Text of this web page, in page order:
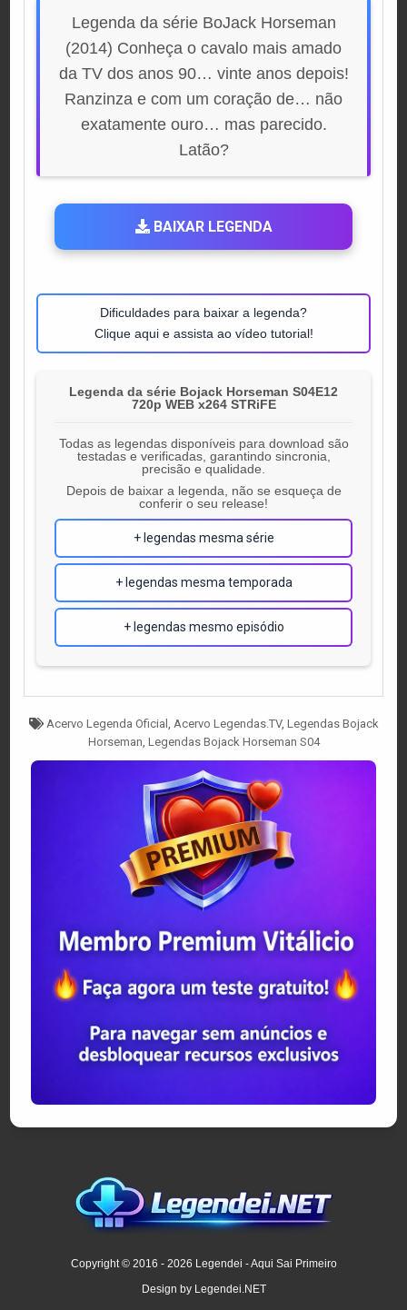
Legenda da série BoJack Horseman
(2014) Conheça o cavalo mais amado
da TV dos anos 90… vinte anos depois!
Ranzinza e com um coração de… não
exatamente ouro… mas parecido.
Latão?
BAIXAR LEGENDA
Dificuldades para baixar a legenda?
Clique aqui e assista ao vídeo tutorial!
Legenda da série Bojack Horseman S04E12
720p WEB x264 STRiFE
Todas as legendas disponíveis para download são
testadas e verificadas, garantindo sincronia,
precisão e qualidade.
Depois de baixar a legenda, não se esqueça de
conferir o seu release!
+ legendas mesma série
+ legendas mesma temporada
+ legendas mesmo episódio
Tagged
Acervo Legenda Oficial Acervo Legendas.TV, Legendas Bojack
Horseman Legendas Bojack Horseman S04
Copyright © 2016 - 2026 Legendei - Aqui Sai Primeiro
Design by Legendei.NET